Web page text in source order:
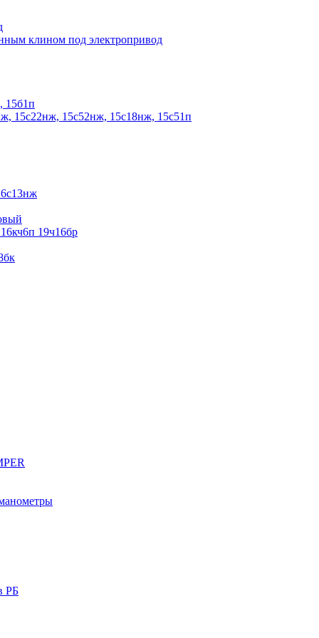
клином под электропривод
15б1п
15с22нж, 15с52нж, 15с18нж, 15с51п
19ч16бр
РБ